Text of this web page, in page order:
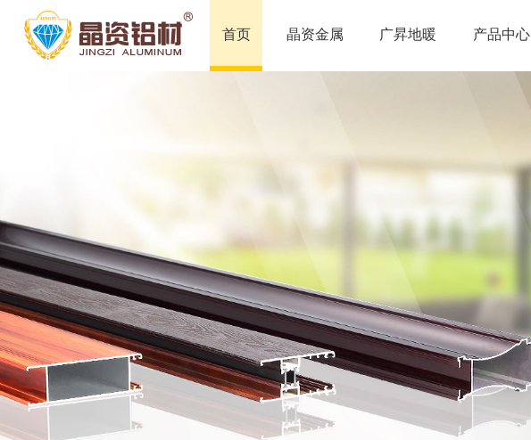
首页 晶资金属 广昇地暖 产品中心